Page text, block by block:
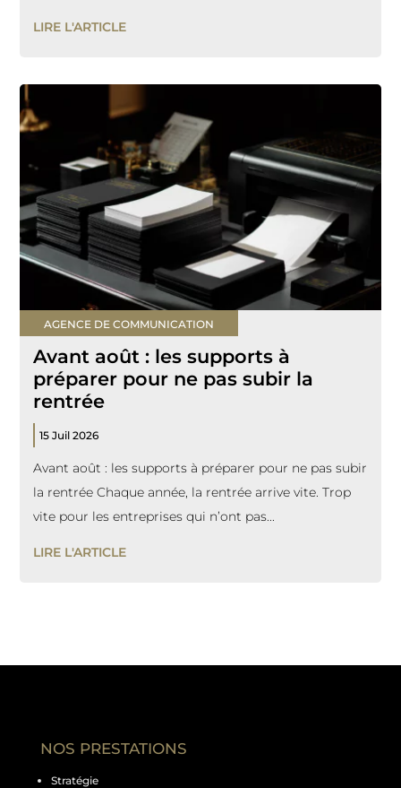
LIRE L'ARTICLE
AGENCE DE COMMUNICATION
Avant août : les supports à
préparer pour ne pas subir la
rentrée
15 Juil 2026
Avant août : les supports à préparer pour ne pas subir
la rentrée Chaque année, la rentrée arrive vite. Trop
vite pour les entreprises qui n’ont pas...
LIRE L'ARTICLE
NOS PRESTATIONS
Stratégie